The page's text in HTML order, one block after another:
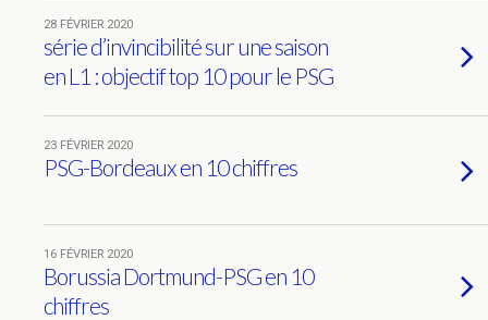
28 FÉVRIER 2020
série d’invincibilité sur une saison
en L1 : objectif top 10 pour le PSG
23 FÉVRIER 2020
PSG-Bordeaux en 10 chiffres
16 FÉVRIER 2020
Borussia Dortmund-PSG en 10
chiffres